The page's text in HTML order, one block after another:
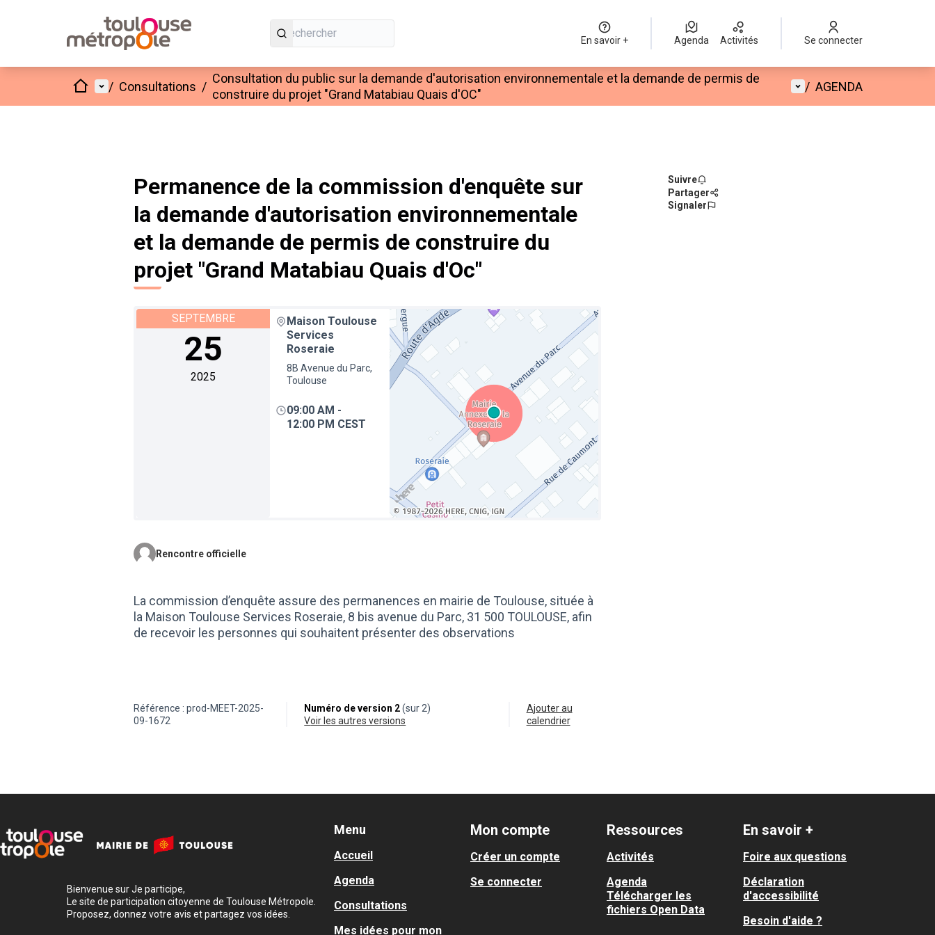
En savoir + Agenda Activités Se connecter
AccueilMenu principal
/ Consultations /
Consultation du public sur la demande d'autorisation environnementale et la demande de permis de
construire du projet "Grand Matabiau Quais d'OC"
Menu utilisateur
/ AGENDA
Permanence de la commission d'enquête sur
la demande d'autorisation environnementale
et la demande de permis de construire du
projet "Grand Matabiau Quais d'Oc"
SEPTEMBRE
25
2025
Maison Toulouse
Services
Roseraie
8B Avenue du Parc,
Toulouse
09:00 AM -
12:00 PM CEST
Rencontre officielle
La commission d’enquête assure des permanences en mairie de Toulouse, située à
la Maison Toulouse Services Roseraie, 8 bis avenue du Parc, 31 500 TOULOUSE, afin
de recevoir les personnes qui souhaitent présenter des observations
Suivre
Partager
Signaler
Référence : prod-MEET-2025-
09-1672
Numéro de version 2(sur 2)
voir les autres versions
Ajouter au
calendrier
Bienvenue sur Je participe,
Le site de participation citoyenne de Toulouse Métropole.
Proposez, donnez votre avis et partagez vos idées.
Menu
Accueil
Agenda
Consultations
Mes idées pour mon
Mon compte
Créer un compte
Se connecter
Ressources
Activités
Agenda
Télécharger les
fichiers Open Data
En savoir +
Foire aux questions
Déclaration
d'accessibilité
Besoin d'aide ?